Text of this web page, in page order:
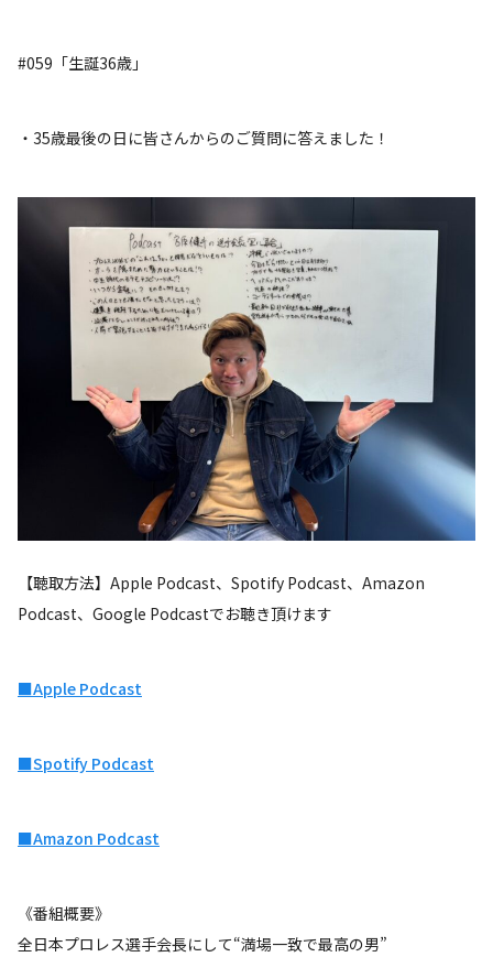
#059「生誕36歳」
・35歳最後の日に皆さんからのご質問に答えました！
【聴取方法】Apple Podcast、Spotify Podcast、Amazon
Podcast、Google Podcastでお聴き頂けます
■Apple Podcast
■Spotify Podcast
■Amazon Podcast
《番組概要》
全日本プロレス選手会長にして“満場一致で最高の男”